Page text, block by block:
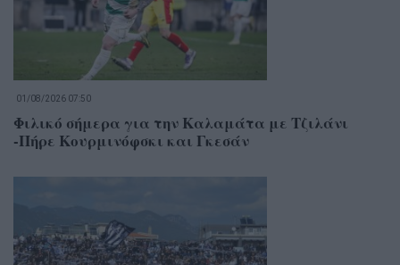
01/08/2026 07:50
Φιλικό σήμερα για την Καλαμάτα με Τζιλάνι
-Πήρε Κουρμινόφσκι και Γκεσάν